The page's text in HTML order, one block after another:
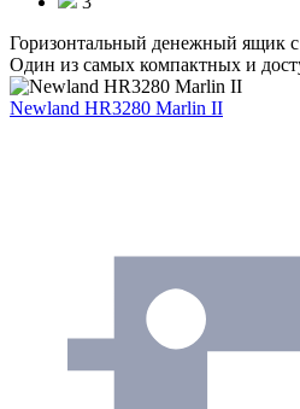
Горизонтальный денежный ящик
Один из самых компактных и
Newland HR3280 Marlin II